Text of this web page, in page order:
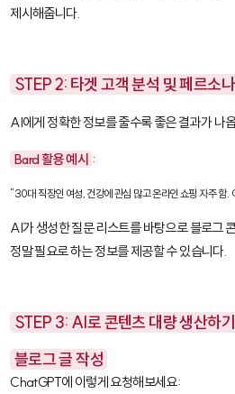
제시해줍니다.
STEP 2: 타겟 고객 분석 및 페르소
AI에게 정확한 정보를 줄수록 좋은 결과가 나
Bard 활용 예시 :
"30대 직장인 여성, 건강에 관심 많고 온라인 쇼핑 자주 함.
AI가 생성한 질문 리스트를 바탕으로 블로그
정말 필요로 하는 정보를 제공할 수 있습니다.
STEP 3: AI로 콘텐츠 대량 생산하기
블로그 글 작성
ChatGPT에 이렇게 요청해보세요: